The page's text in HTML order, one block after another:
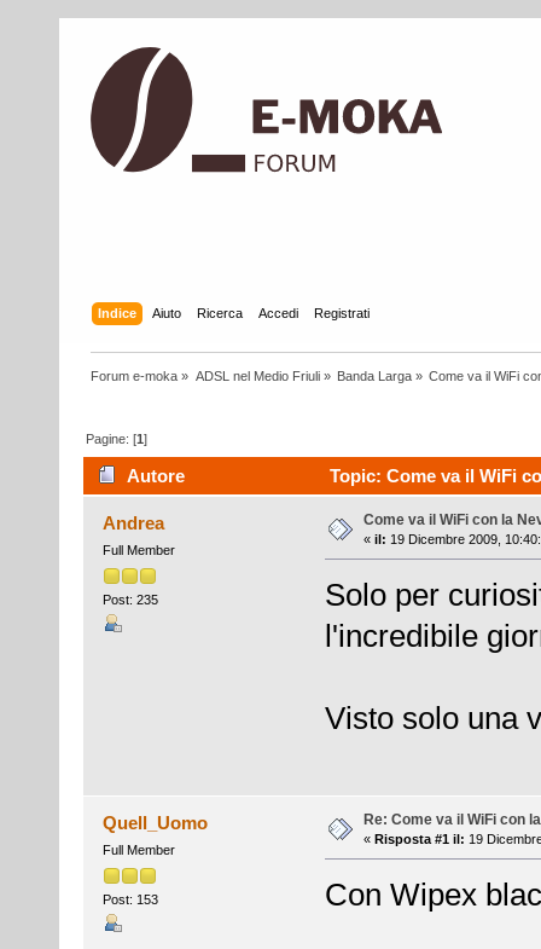
Indice Aiuto Ricerca Accedi Registrati
Forum e-moka » ADSL nel Medio Friuli» Banda Larga» Come va il WiFi
Pagine: [1]
Autore Topic: Come va il WiFi
Andrea
Full Member
Post: 235
Come va il WiFi con la
« il: 19 Dicembre 2009,
Solo per
l'incredibile
Visto solo una
Quell_Uomo
Full Member
Post: 153
Re: Come va il WiFi con
« Risposta #1 il: 19
Con Wipex